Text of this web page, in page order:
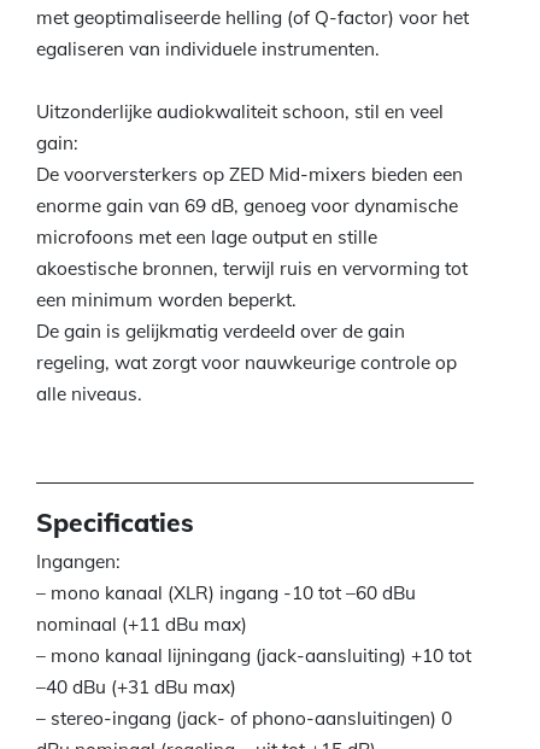
met geoptimaliseerde helling (of Q-factor) voor het
egaliseren van individuele instrumenten.
Uitzonderlijke audiokwaliteit schoon, stil en veel
gain:
De voorversterkers op ZED Mid-mixers bieden een
enorme gain van 69 dB, genoeg voor dynamische
microfoons met een lage output en stille
akoestische bronnen, terwijl ruis en vervorming tot
een minimum worden beperkt.
De gain is gelijkmatig verdeeld over de gain
regeling, wat zorgt voor nauwkeurige controle op
alle niveaus.
Specificaties
Ingangen:
– mono kanaal (XLR) ingang -10 tot –60 dBu
nominaal (+11 dBu max)
– mono kanaal lijningang (jack-aansluiting) +10 tot
–40 dBu (+31 dBu max)
– stereo-ingang (jack- of phono-aansluitingen) 0